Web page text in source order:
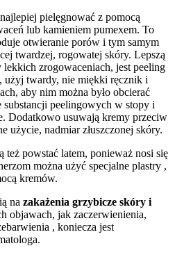
pielęgnować z pomocą
lub kamieniem pumexem. To
otwieranie porów i tym samym
twardzej, rogowatej skóry. Lepszą
zrogowaceniach, jest peeling
użyj twardy, nie miękki ręcznik i
aby nim można było obcierać
peelingowych w stopy i
Dodatkowo usuwają kremy przeciw
użycie, nadmiar złuszczonej skóry.
też powstać latem, ponieważ nosi się
można użyć specjalne plastry ,
kremów.
na zakażenia grzybicze skóry i
objawach, jak zaczerwienienia,
, koniecza jest